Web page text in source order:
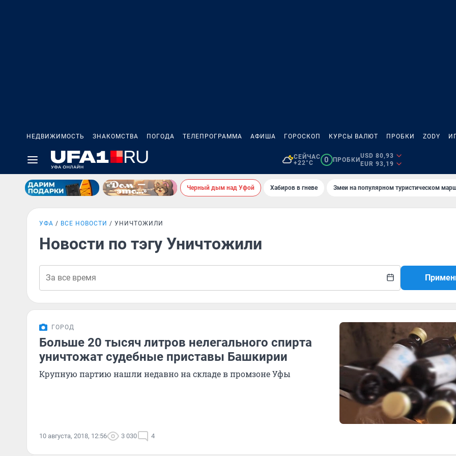
НЕДВИЖИМОСТЬ ЗНАКОМСТВА ПОГОДА ТЕЛЕПРОГРАММА АФИША ГОРОСКОП КУРСЫ ВАЛЮТ ПРОБКИ ZODY
СЕЙЧАС
+22°C
0 ПРОБКИ
USD 80,93
EUR 93,19
Черный дым над Уфой Хабиров в гневе Змеи на популярном туристическом
УФА ВСЕ НОВОСТИ УНИЧТОЖИЛИ
Новости по тэгу Уничтожили
ГОРОД
Больше 20 тысяч литров нелегального спирта
уничтожат судебные приставы Башкирии
Крупную партию нашли недавно на складе в промзоне Уфы
10 августа, 2018, 12:56 3 030 4